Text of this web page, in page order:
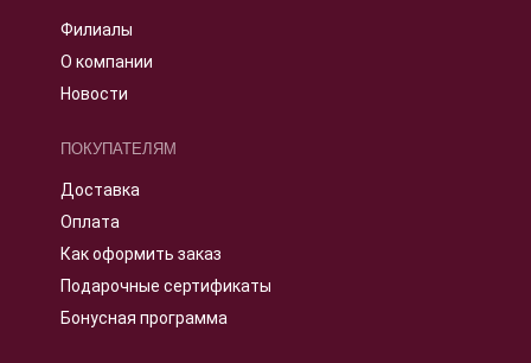
Филиалы
О компании
Новости
ПОКУПАТЕЛЯМ
Доставка
Оплата
Как оформить заказ
Подарочные сертификаты
Бонусная программа